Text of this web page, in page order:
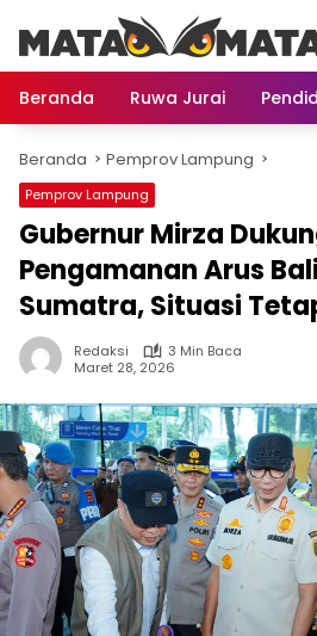
konten
Beranda
Ruwa Jurai
Beranda Pemprov Lampung
Pemprov Lampung
Gubernur Mirza
Pengamanan Arus
Sumatra, Situasi
Redaksi
3 Min Baca
Maret 28, 2026